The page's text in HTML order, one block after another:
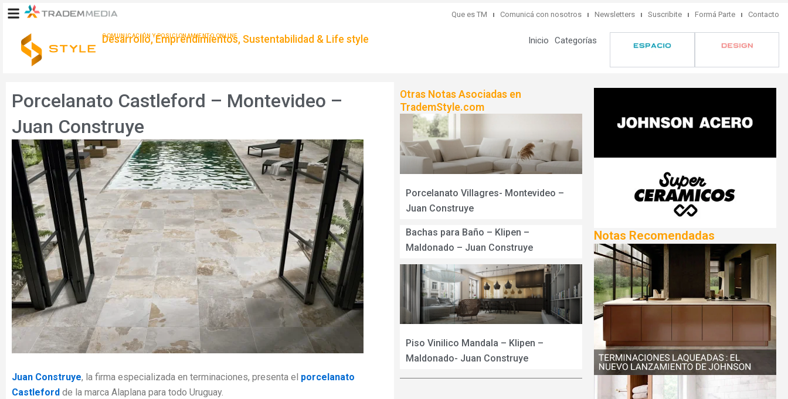
contenido
Que es TM Comunicá con nosotros Newsletters Suscribite Formá Parte Contacto
COMUNICACIÓN Y POSICIONAMIENTO ONLINE
Desarrollo, Emprendimientos, Sustentabilidad & Life style Inicio Categorías
Porcelanato Castleford – Montevideo –
Juan Construye
Juan Construye, la firma especializada en terminaciones, presenta el porcelanato
Castleford de la marca Alaplana para todo Uruguay.
Otras Notas Asociadas en
TrademStyle.com
Porcelanato Villagres- Montevideo –
Juan Construye
Bachas para Baño – Klipen –
Maldonado – Juan Construye
Piso Vinilico Mandala – Klipen –
Maldonado- Juan Construye
Notas Recomendadas